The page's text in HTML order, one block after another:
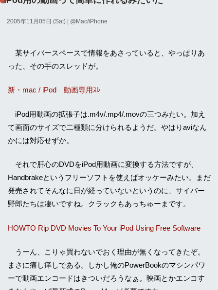
2005年11月05日 (Sat) | @ Mac/iPhone
某サイバースペースで情報をあさっていると、やっぱりあ
った、その手のスレッドが。
新・mac / iPod 動画専用ｽﾚ
iPod用動画の拡張子は.m4v/.mp4/.movの三つみたい。加え
て画面のサイズで二種類に分けられるようだ。やはりaviなん
かには対応せずか。
それで肝心のDVDをiPod用動画に変換する方法ですが、
Handbrakeというフリーソフトを使えばオッケーみたい。まだ
発売されてそんなに日が経っていないというのに、サイバー
野郎たちは凄いですね。クラックもあっちゅーまです。
HOWTO Rip DVD Movies To Your iPod Using Free Software
うーん、こりゃ買わないでおく理由が無くなってきたぞ。
まさに痛し痒しである。しかし俺のPowerBookのマシンパワ
ーで動画エンコードはきついだろうなぁ。映画とかエンコす